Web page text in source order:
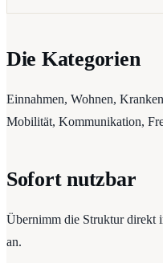
Die Kategorien
Einnahmen, Wohnen,
Mobilität, Kommunikation,
Sofort nutzbar
Übernimm die Struktur direkt
an.